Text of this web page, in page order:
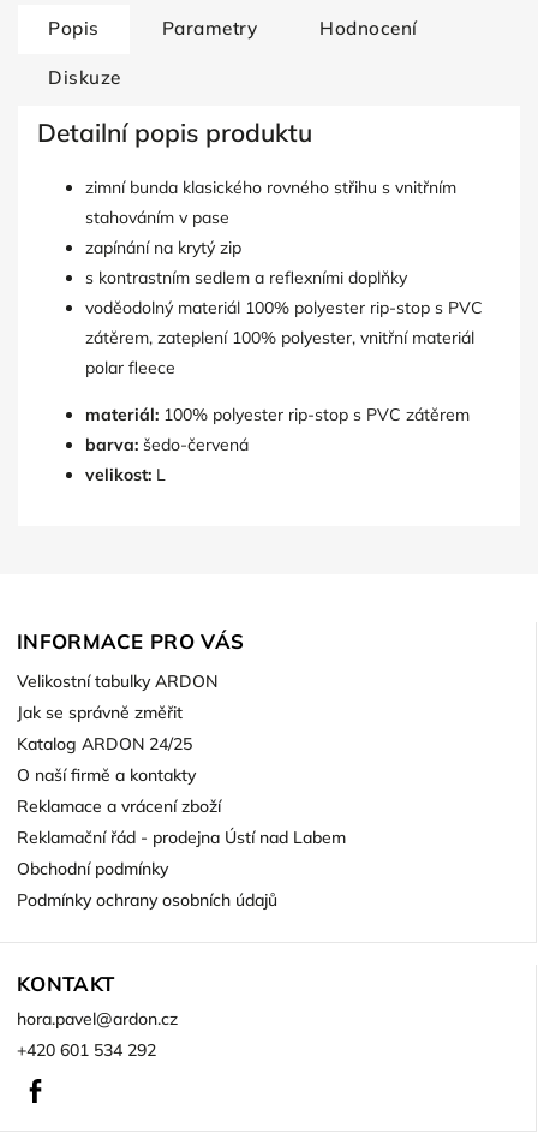
Popis Parametry Hodnocení
Diskuze
Detailní popis produktu
zimní bunda klasického rovného střihu s vnitřním
stahováním v pase
zapínání na krytý zip
s kontrastním sedlem a reflexními doplňky
voděodolný materiál 100% polyester rip-stop s PVC
zátěrem, zateplení 100% polyester, vnitřní materiál
polar fleece
materiál: 100% polyester rip-stop s PVC zátěrem
barva: šedo-červená
velikost: L
INFORMACE PRO VÁS
Velikostní tabulky ARDON
Jak se správně změřit
Katalog ARDON 24/25
O naší firmě a kontakty
Reklamace a vrácení zboží
Reklamační řád - prodejna Ústí nad Labem
Obchodní podmínky
Podmínky ochrany osobních údajů
KONTAKT
hora.pavel@ardon.cz
+420 601 534 292